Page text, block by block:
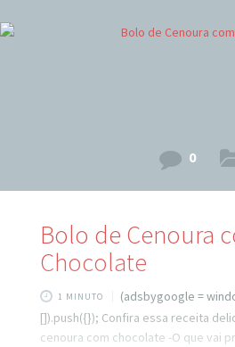
0
Bolo de Cenoura
Chocolate
1 MINUTO
(adsbygoogle =
[]).push({}); Confira essa receita
cenoura com chocolate -O que vai